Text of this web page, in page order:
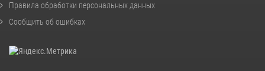
Правила обработки персональных данных
Сообщить об ошибках